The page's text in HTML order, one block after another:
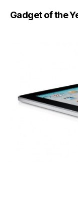
Gadget of the